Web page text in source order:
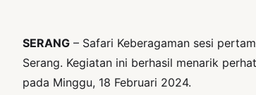
SERANG – Safari Keberagaman sesi
Serang. Kegiatan ini berhasil menarik
pada Minggu, 18 Februari 2024.